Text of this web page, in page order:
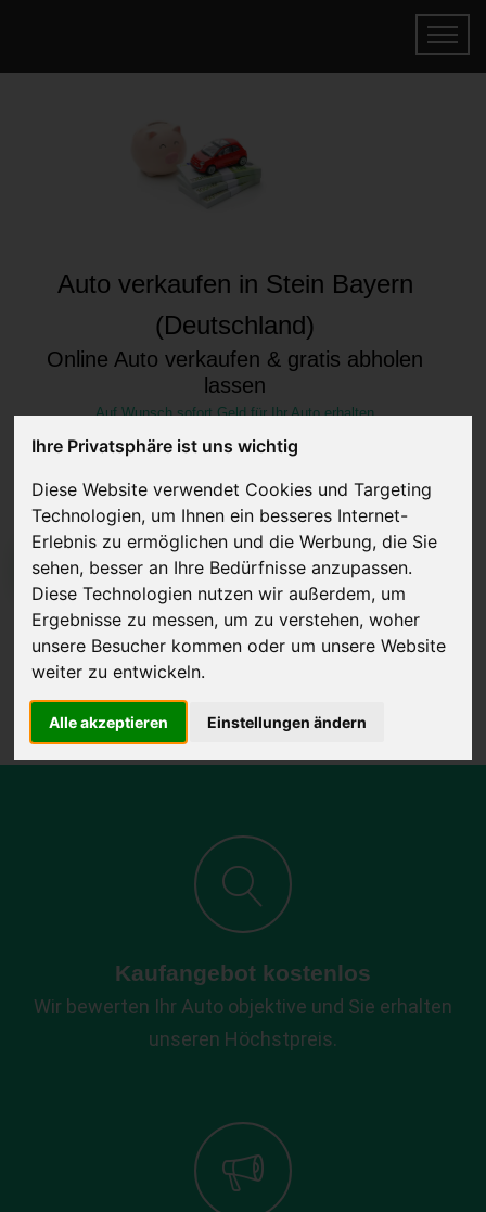
Ihre Privatsphäre ist uns wichtig
Diese Website verwendet Cookies und Targeting
Technologien, um Ihnen ein besseres Internet-
Erlebnis zu ermöglichen und die Werbung, die Sie
sehen, besser an Ihre Bedürfnisse anzupassen.
Diese Technologien nutzen wir außerdem, um
Ergebnisse zu messen, um zu verstehen, woher
unsere Besucher kommen oder um unsere Website
weiter zu entwickeln.
Alle akzeptieren Einstellungen ändern
Auto verkaufen in Stein Bayern
(Deutschland)
Online Auto verkaufen & gratis abholen
lassen
Auf Wunsch sofort Geld für Ihr Auto erhalten
JETZT KOSTENLOSE BEWERTUNG
Kostenloses Angebotfür den Ankauf Ihres Autos inklusive der
Abholung, auf Wunsch sofort Geld. Ihre Daten werden nicht mit Dritten
Wir garantieren 100% Sicherheit.
Kaufangebot kostenlos
Wir bewerten Ihr Auto objektive und Sie erhalten
unseren Höchstpreis.